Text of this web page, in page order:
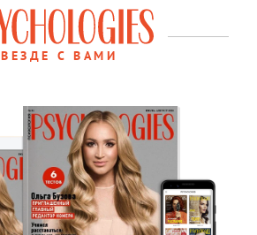
ВЕЗДЕ С ВАМИ